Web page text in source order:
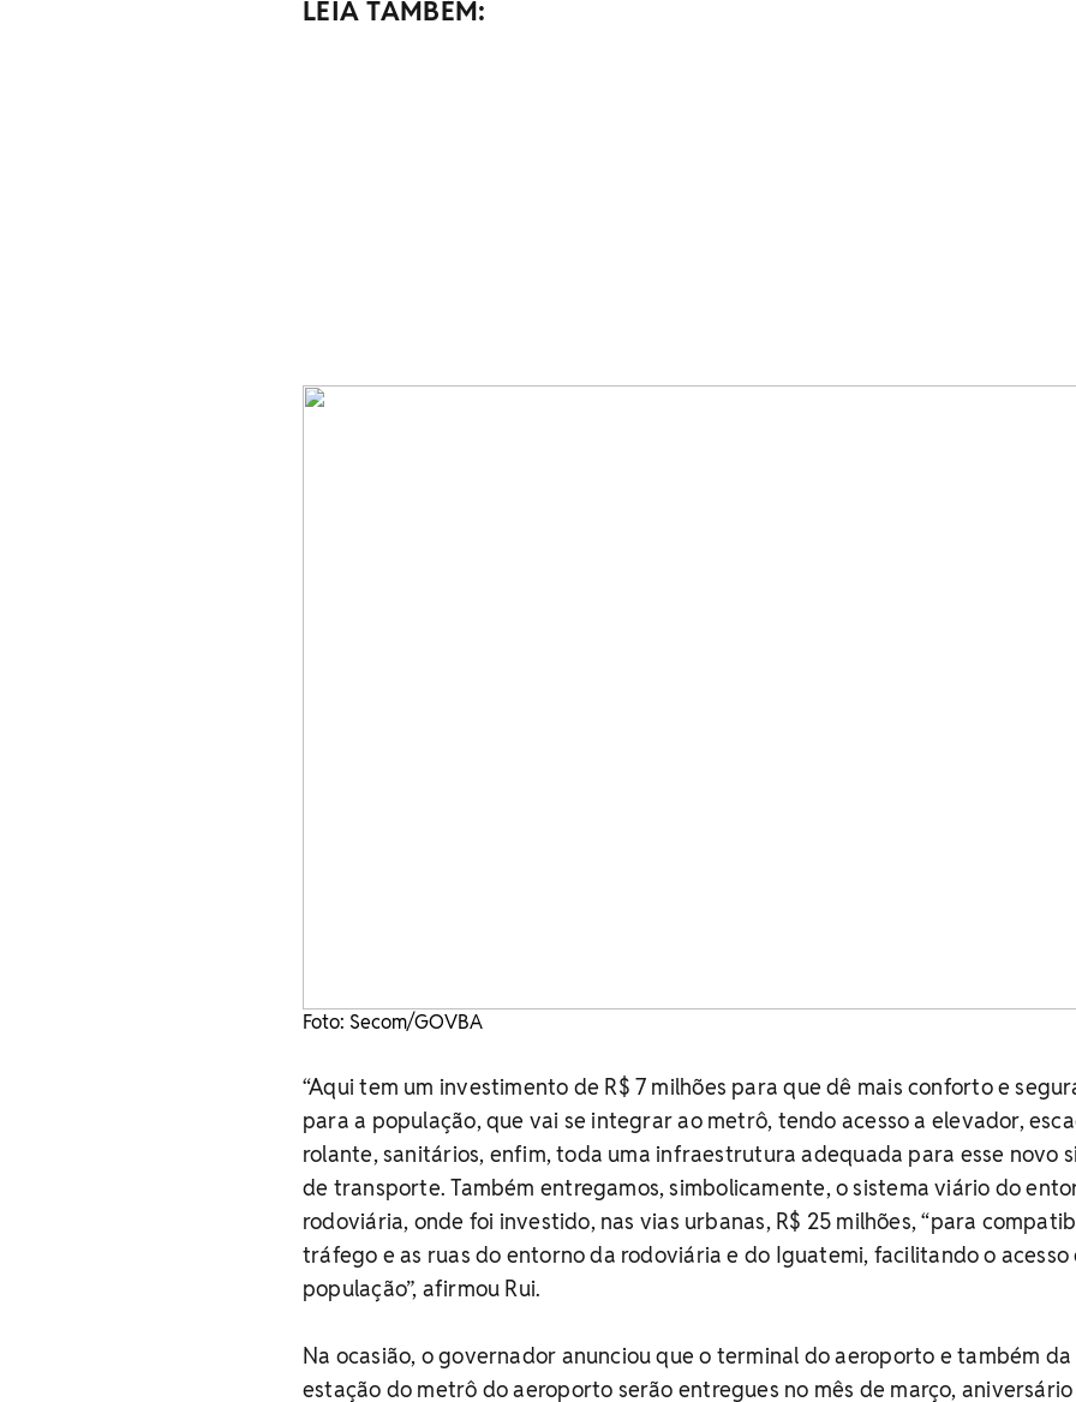
LEIA TAMBÉM:
Foto: Secom/GOVBA
“Aqui tem um investimento de R$ 7 milhões para que dê mais conforto e
para a população, que vai se integrar ao metrô, tendo acesso a elevador,
rolante, sanitários, enfim, toda uma infraestrutura adequada para esse novo
de transporte. Também entregamos, simbolicamente, o sistema viário do
rodoviária, onde foi investido, nas vias urbanas, R$ 25 milhões, “para
tráfego e as ruas do entorno da rodoviária e do Iguatemi, facilitando o acesso
população”, afirmou Rui.
Na ocasião, o governador anunciou que o terminal do aeroporto e também da
estação do metrô do aeroporto serão entregues no mês de março,